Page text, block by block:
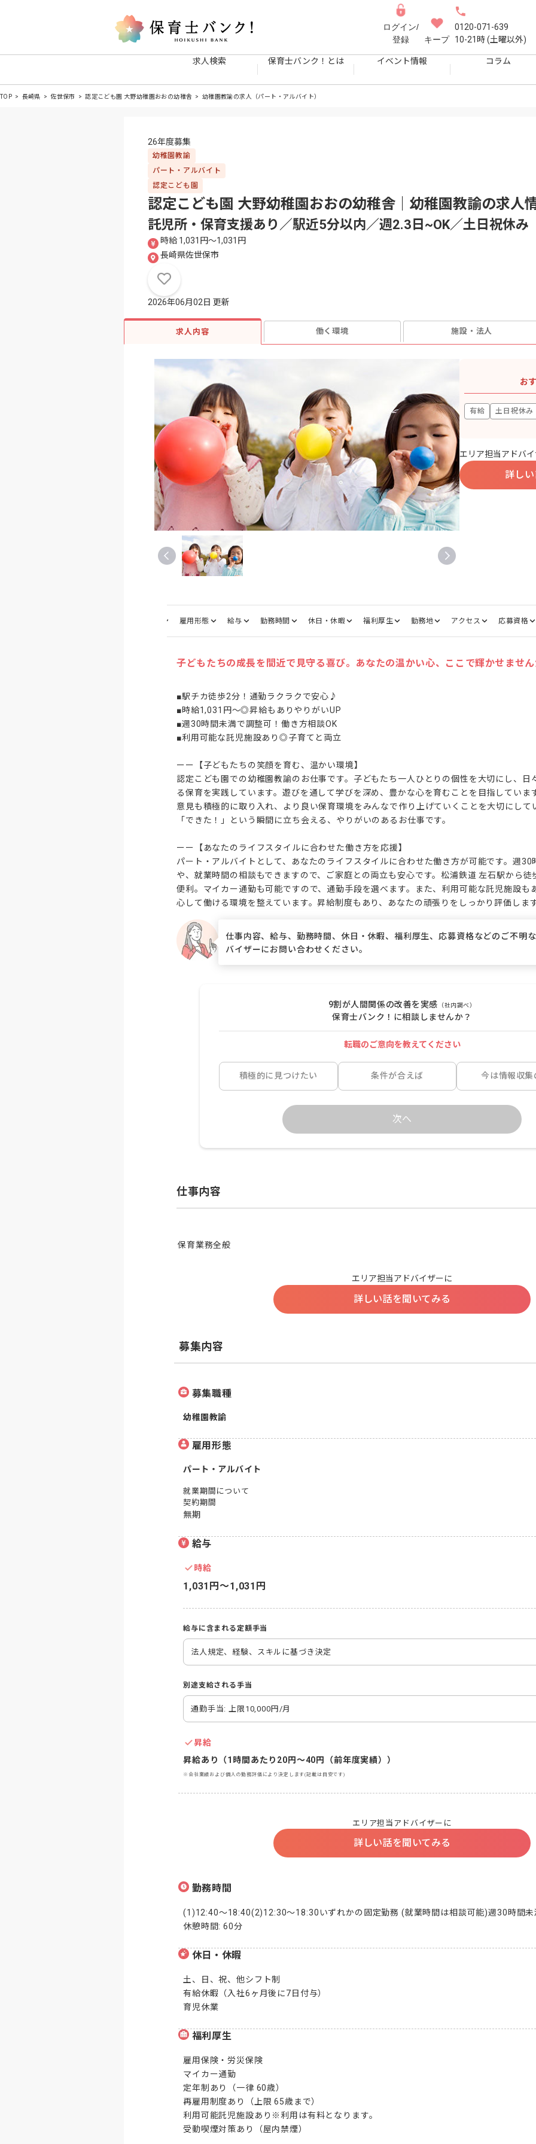
ログイン/
登録
キープ
0120-071-639
10-21時 (土曜以外)
求人検索 保育士バンク！とは イベント情報 コラム
TOP 長崎県 佐世保市 認定こども園 大野幼稚園おおの幼稚舎 幼稚園教諭の求人（パート・アルバイト）
26年度募集
幼稚園教諭
パート・アルバイト
認定こども園
認定こども園 大野幼稚園おおの幼稚舎｜幼稚園教諭の求人
託児所・保育支援あり／駅近5分以内／週2.3日~OK／土日祝休み
時給 1,031円〜1,031円
長崎県佐世保市
2026年06月02日 更新
求人内容 働く環境 施設・法人
お
有給 土日祝休み
エリア担当アドバ
詳し
雇用形態 給与 勤務時間 休日・休暇 福利厚生 勤務地 アクセス 応募資格
子どもたちの成長を間近で見守る喜び。あなたの温かい心、ここで輝かせませ
■駅チカ徒歩2分！通勤ラクラクで安心♪
■時給1,031円～◎昇給もありやりがいUP
■週30時間未満で調整可！働き方相談OK
■利用可能な託児施設あり◎子育てと両立
ーー【子どもたちの笑顔を育む、温かい環境】
認定こども園での幼稚園教諭のお仕事です。子どもたち一人ひとりの個性を大切にし、日
る保育を実践しています。遊びを通して学びを深め、豊かな心を育むことを目指していま
意見も積極的に取り入れ、より良い保育環境をみんなで作り上げていくことを大切にして
「できた！」という瞬間に立ち会える、やりがいのあるお仕事です。
ーー【あなたのライフスタイルに合わせた働き方を応援】
パート・アルバイトとして、あなたのライフスタイルに合わせた働き方が可能です。週30
や、就業時間の相談もできますので、ご家庭との両立も安心です。松浦鉄道 左石駅から
便利。マイカー通勤も可能ですので、通勤手段を選べます。また、利用可能な託児施設も
心して働ける環境を整えています。昇給制度もあり、あなたの頑張りをしっかり評価しま
仕事内容、給与、勤務時間、休日・休暇、福利厚生、応募資格などのご不明
バイザーにお問い合わせください。
9割が人間関係の改善を実感 （社内調べ）
保育士バンク！に相談しませんか？
転職のご意向を教えてください
積極的に見つけたい 条件が合えば 今は情報収集
次へ
仕事内容
保育業務全般
エリア担当アドバイザーに
詳しい話を聞いてみる
募集内容
募集職種
幼稚園教諭
雇用形態
パート・アルバイト
就業期間について
契約期間
無期
給与
時給
1,031円〜1,031円
給与に含まれる定額手当
法人規定、経験、スキルに基づき決定
別途支給される手当
通勤手当: 上限10,000円/月
昇給
昇給あり（1時間あたり20円～40円（前年度実績））
※会社業績および個人の勤務評価により決定します(記載は目安です)
エリア担当アドバイザーに
詳しい話を聞いてみる
勤務時間
(1)12:40～18:40(2)12:30～18:30いずれかの固定勤務 (就業時間は相談可能)週30時間未
休憩時間: 60分
休日・休暇
土、日、祝、他シフト制
有給休暇（入社6ヶ月後に7日付与）
育児休業
福利厚生
雇用保険・労災保険
マイカー通勤
定年制あり（一律 60歳）
再雇用制度あり（上限 65歳まで）
利用可能託児施設あり※利用は有料となります。
受動喫煙対策あり（屋内禁煙）